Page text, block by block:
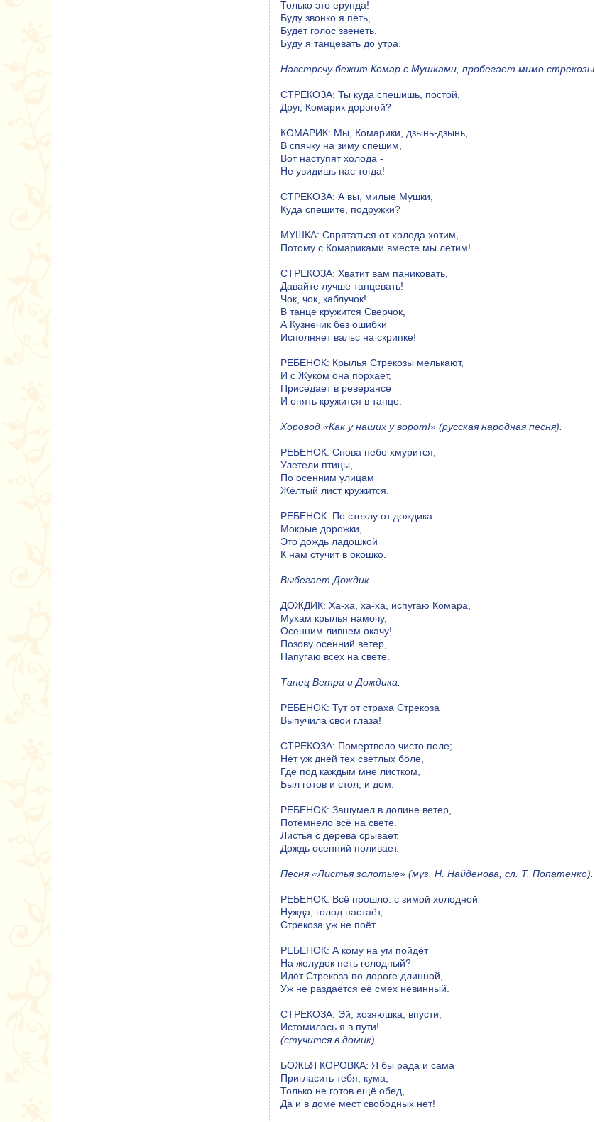
Только это ерунда!
Буду звонко я петь,
Будет голос звенеть,
Буду я танцевать до утра.
Навстречу бежит Комар с Мушками, пробегает мимо стрекозы.
СТРЕКОЗА: Ты куда спешишь, постой,
Друг, Комарик дорогой?
КОМАРИК: Мы, Комарики, дзынь-дзынь,
В спячку на зиму спешим,
Вот наступят холода -
Не увидишь нас тогда!
СТРЕКОЗА: А вы, милые Мушки,
Куда спешите, подружки?
МУШКА: Спрятаться от холода хотим,
Потому с Комариками вместе мы летим!
СТРЕКОЗА: Хватит вам паниковать,
Давайте лучше танцевать!
Чок, чок, каблучок!
В танце кружится Сверчок,
А Кузнечик без ошибки
Исполняет вальс на скрипке!
РЕБЕНОК: Крылья Стрекозы мелькают,
И с Жуком она порхает,
Приседает в реверансе
И опять кружится в танце.
Хоровод «Как у наших у ворот!» (русская народная песня).
РЕБЕНОК: Снова небо хмурится,
Улетели птицы,
По осенним улицам
Жёлтый лист кружится.
РЕБЕНОК: По стеклу от дождика
Мокрые дорожки,
Это дождь ладошкой
К нам стучит в окошко.
Выбегает Дождик.
ДОЖДИК: Ха-ха, ха-ха, испугаю Комара,
Мухам крылья намочу,
Осенним ливнем окачу!
Позову осенний ветер,
Напугаю всех на свете.
Танец Ветра и Дождика.
РЕБЕНОК: Тут от страха Стрекоза
Выпучила свои глаза!
СТРЕКОЗА: Помертвело чисто поле;
Нет уж дней тех светлых боле,
Где под каждым мне листком,
Был готов и стол, и дом.
РЕБЕНОК: Зашумел в долине ветер,
Потемнело всё на свете.
Листья с дерева срывает,
Дождь осенний поливает.
Песня «Листья золотые» (муз. Н. Найденова, сл. Т. Попатенко).
РЕБЕНОК: Всё прошло: с зимой холодной
Нужда, голод настаёт,
Стрекоза уж не поёт.
РЕБЕНОК: А кому на ум пойдёт
На желудок петь голодный?
Идёт Стрекоза по дороге длинной,
Уж не раздаётся её смех невинный.
СТРЕКОЗА: Эй, хозяюшка, впусти,
Истомилась я в пути!
(стучится в домик)
БОЖЬЯ КОРОВКА: Я бы рада и сама
Пригласить тебя, кума,
Только не готов ещё обед,
Да и в доме мест свободных нет!